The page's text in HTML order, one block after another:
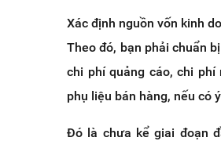
Xác định nguồn vốn kinh
Theo đó, bạn phải chuẩn
chi phí quảng cáo, chi
phụ liệu bán hàng, nếu có
Đó là chưa kể giai đoạn